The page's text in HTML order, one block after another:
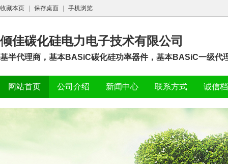
收藏本页 保存桌面 手机浏览
倾佳碳化硅电力电子技术有限公司
基半代理商，基本BASiC碳化硅功率器件，基本BASiC一级代
网站首页 公司介绍 新闻中心 联系方式 诚信